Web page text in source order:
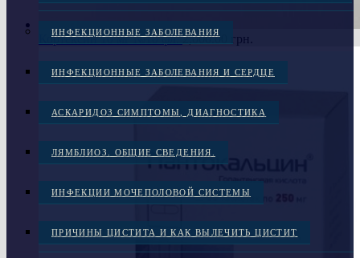
ИНФЕКЦИОННЫЕ ЗАБОЛЕВАНИЯ
ИНФЕКЦИОННЫЕ ЗАБОЛЕВАНИЯ И СЕРДЦЕ
АСКАРИДОЗ СИМПТОМЫ, ДИАГНОСТИКА
ЛЯМБЛИОЗ. ОБЩИЕ СВЕДЕНИЯ.
ИНФЕКЦИИ МОЧЕПОЛОВОЙ СИСТЕМЫ
ПРИЧИНЫ ЦИСТИТА И КАК ВЫЛЕЧИТЬ ЦИСТИТ
Кортексин 10 мг №10 фл. 2,000.00 грн.